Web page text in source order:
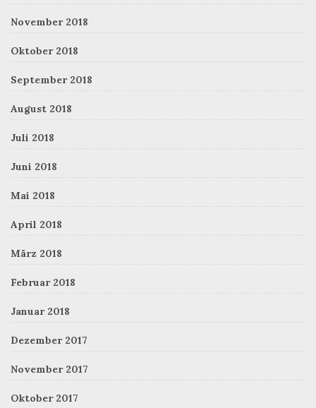
November 2018
Oktober 2018
September 2018
August 2018
Juli 2018
Juni 2018
Mai 2018
April 2018
März 2018
Februar 2018
Januar 2018
Dezember 2017
November 2017
Oktober 2017